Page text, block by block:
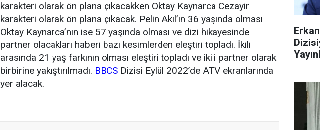
karakteri olarak ön plana çıkacakken Oktay Kaynarca Cezayir
karakteri olarak ön plana çıkacak. Pelin Akıl’ın 36 yaşında olması
Oktay Kaynarca’nın ise 57 yaşında olması ve dizi hikayesinde
partner olacakları haberi bazı kesimlerden eleştiri topladı. İkili
arasında 21 yaş farkının olması eleştiri topladı ve ikili partner olarak
birbirine yakıştırılmadı. BBCS Dizisi Eylül 2022’de ATV ekranlarında
yer alacak.